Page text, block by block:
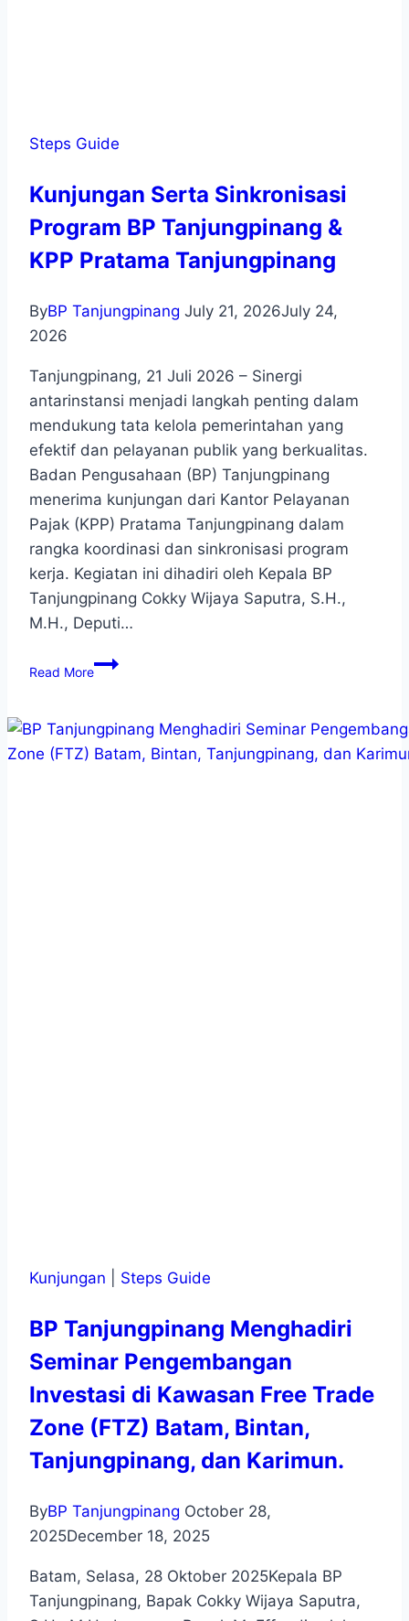
Steps Guide
Kunjungan Serta Sinkronisasi
Program BP Tanjungpinang &
KPP Pratama Tanjungpinang
ByBP Tanjungpinang July 21, 2026July 24,
2026
Tanjungpinang, 21 Juli 2026 – Sinergi
antarinstansi menjadi langkah penting dalam
mendukung tata kelola pemerintahan yang
efektif dan pelayanan publik yang berkualitas.
Badan Pengusahaan (BP) Tanjungpinang
menerima kunjungan dari Kantor Pelayanan
Pajak (KPP) Pratama Tanjungpinang dalam
rangka koordinasi dan sinkronisasi program
kerja. Kegiatan ini dihadiri oleh Kepala BP
Tanjungpinang Cokky Wijaya Saputra, S.H.,
M.H., Deputi…
Read More
Kunjungan Steps Guide
BP Tanjungpinang Menghadiri
Seminar Pengembangan
Investasi di Kawasan Free Trade
Zone (FTZ) Batam, Bintan,
Tanjungpinang, dan Karimun.
ByBP Tanjungpinang October 28,
2025December 18, 2025
Batam, Selasa, 28 Oktober 2025Kepala BP
Tanjungpinang, Bapak Cokky Wijaya Saputra,